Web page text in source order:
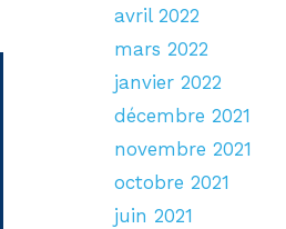
avril 2022
mars 2022
janvier 2022
décembre 2021
novembre 2021
octobre 2021
juin 2021